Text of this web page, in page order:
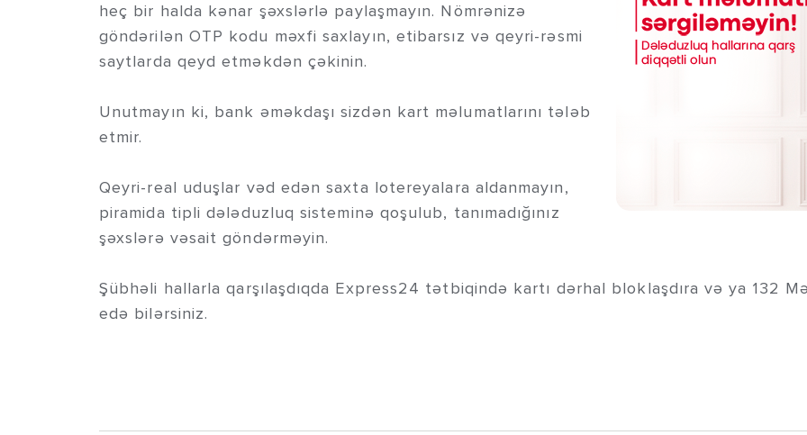
heç bir halda kənar şəxslərlə paylaşmayın. Nömrənizə
göndərilən OTP kodu məxfi saxlayın, etibarsız və qeyri-rəsmi
saytlarda qeyd etməkdən çəkinin.
Unutmayın ki, bank əməkdaşı sizdən kart məlumatlarını tələb
etmir.
Qeyri-real uduşlar vəd edən saxta lotereyalara aldanmayın,
piramida tipli dələduzluq sisteminə qoşulub, tanımadığınız
şəxslərə vəsait göndərməyin.
Şübhəli hallarla qarşılaşdıqda Express24 tətbiqində kartı dərhal bloklaşdıra və ya 132
edə bilərsiniz.